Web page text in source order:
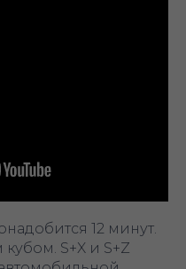
12 минут.
S+X и S+Z